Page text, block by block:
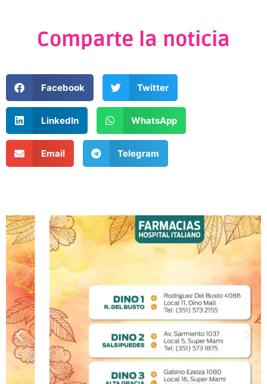
Comparte la noticia
Facebook Twitter
LinkedIn WhatsApp
Email Telegram